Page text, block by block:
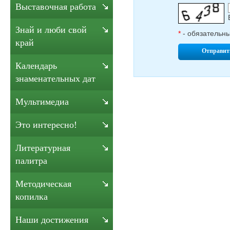
* -
Выставочная работа
Знай и люби свой
край
Календарь
знаменательных дат
Мультимедиа
Это интересно!
Литературная
палитра
Методическая
копилка
Наши достижения